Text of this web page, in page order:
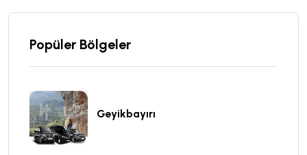
Popüler Bölgeler
Geyikbayırı